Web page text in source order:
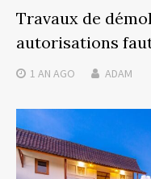
Travaux de
autorisations
1 AN AGO ADAM